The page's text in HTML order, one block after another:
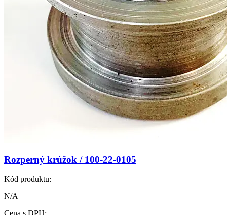
Rozperný krúžok / 100-22-0105
Kód produktu:
N/A